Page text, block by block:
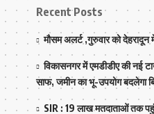
Recent Posts
मौसम अलर्ट ,गुरुवार को
विकासनगर में एमडीडीए की नई
साफ, जमीन का भू-उपयोग बदलेगा
SIR : 19 लाख मतदाताओं तक